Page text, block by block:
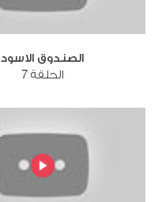
الصندوق الاسود
الحلقة 7